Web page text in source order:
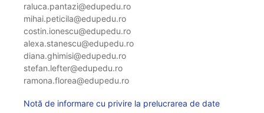
raluca.pantazi@edupedu.ro
mihai.peticila@edupedu.ro
costin.ionescu@edupedu.ro
alexa.stanescu@edupedu.ro
diana.ghimisi@edupedu.ro
stefan.lefter@edupedu.ro
ramona.florea@edupedu.ro
Notă de informare cu privire la prelucrarea de date